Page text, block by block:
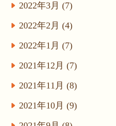
2022年3月 (7)
2022年2月 (4)
2022年1月 (7)
2021年12月 (7)
2021年11月 (8)
2021年10月 (9)